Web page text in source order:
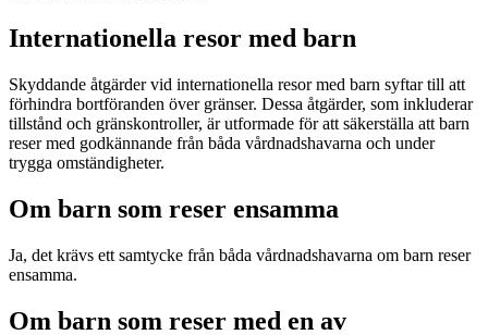
Internationella resor med barn
Skyddande åtgärder vid internationella resor med barn syftar till att
förhindra bortföranden över gränser. Dessa åtgärder, som inkluderar
tillstånd och gränskontroller, är utformade för att säkerställa att barn
reser med godkännande från båda vårdnadshavarna och under
trygga omständigheter.
Om barn som reser ensamma
Ja, det krävs ett samtycke från båda vårdnadshavarna om barn reser
ensamma.
Om barn som reser med en av